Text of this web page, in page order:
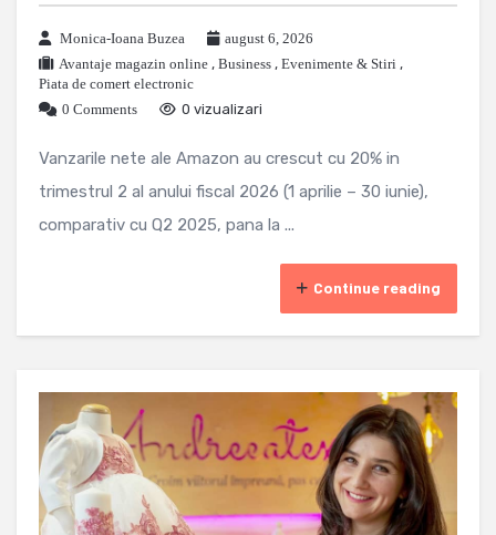
Monica-Ioana Buzea
august 6, 2026
Avantaje magazin online , Business , Evenimente & Stiri ,
Piata de comert electronic
0 Comments
0 vizualizari
Vanzarile nete ale Amazon au crescut cu 20% in
trimestrul 2 al anului fiscal 2026 (1 aprilie – 30 iunie),
comparativ cu Q2 2025, pana la ...
Continue reading